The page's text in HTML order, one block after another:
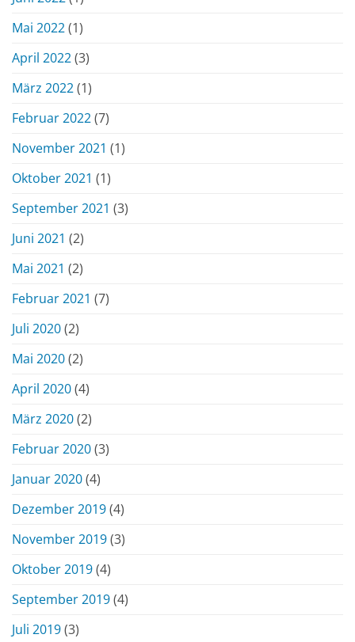
Mai 2022(1)
April 2022(3)
März 2022(1)
Februar 2022(7)
November 2021 (1)
Oktober 2021 (1)
September 2021 (3)
Juni 2021 (2)
Mai 2021 (2)
Februar 2021 (7)
Juli 2020(2)
Mai 2020(2)
April 2020(4)
März 2020(2)
Februar 2020(3)
Januar 2020(4)
Dezember 2019(4)
November 2019(3)
Oktober 2019(4)
September 2019(4)
Juli 2019(3)